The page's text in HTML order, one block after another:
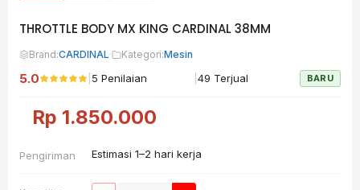
THROTTLE BODY MX KING CARDINAL 38MM
Brand:CARDINAL· Kategori:Mesin
5.0 5 Penilaian 49 Terjual BARU
Rp 1.850.000
Pengiriman Estimasi 1–2 hari kerja